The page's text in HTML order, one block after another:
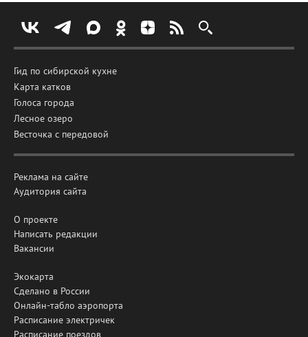
Гид по сибирской кухне
Карта катков
Голоса города
Лесное озеро
Весточка с передовой
Реклама на сайте
Аудитория сайта
О проекте
Написать редакции
Вакансии
Экокарта
Сделано в России
Онлайн-табло аэропорта
Расписание электричек
Расписание поездов